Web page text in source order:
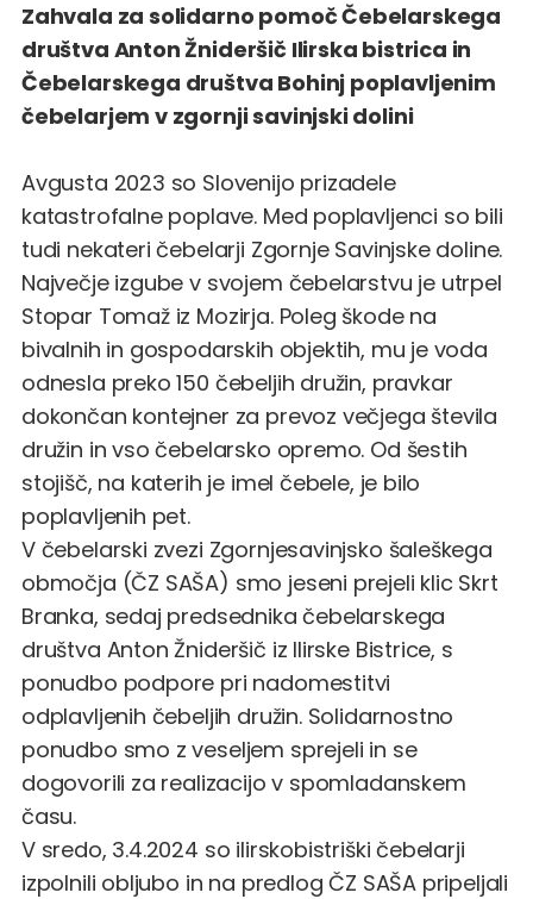
Zahvala za solidarno pomoč Čebelarskega
društva Anton Žnideršič Ilirska bistrica in
Čebelarskega društva Bohinj poplavljenim
čebelarjem v zgornji savinjski dolini
Avgusta 2023 so Slovenijo prizadele
katastrofalne poplave. Med poplavljenci so bili
tudi nekateri čebelarji Zgornje Savinjske doline.
Največje izgube v svojem čebelarstvu je utrpel
Stopar Tomaž iz Mozirja. Poleg škode na
bivalnih in gospodarskih objektih, mu je voda
odnesla preko 150 čebeljih družin, pravkar
dokončan kontejner za prevoz večjega števila
družin in vso čebelarsko opremo. Od šestih
stojišč, na katerih je imel čebele, je bilo
poplavljenih pet.
V čebelarski zvezi Zgornjesavinjsko šaleškega
območja (ČZ SAŠA) smo jeseni prejeli klic Skrt
Branka, sedaj predsednika čebelarskega
društva Anton Žnideršič iz Ilirske Bistrice, s
ponudbo podpore pri nadomestitvi
odplavljenih čebeljih družin. Solidarnostno
ponudbo smo z veseljem sprejeli in se
dogovorili za realizacijo v spomladanskem
času.
V sredo, 3.4.2024 so ilirskobistriški čebelarji
izpolnili obljubo in na predlog ČZ SAŠA pripeljali